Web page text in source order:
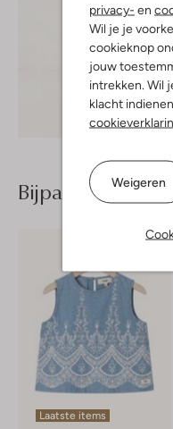
privacy- en
Wil je je
cookieknop
jouw
intrekken. Wil
klacht
Weigeren
Ontdek de look
Bijpassende
Laatste items